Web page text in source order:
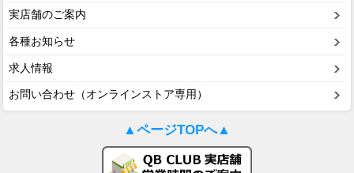
実店舗のご案内
各種お知らせ
求人情報
お問い合わせ（オンラインストア専用）
▲ページTOPへ▲